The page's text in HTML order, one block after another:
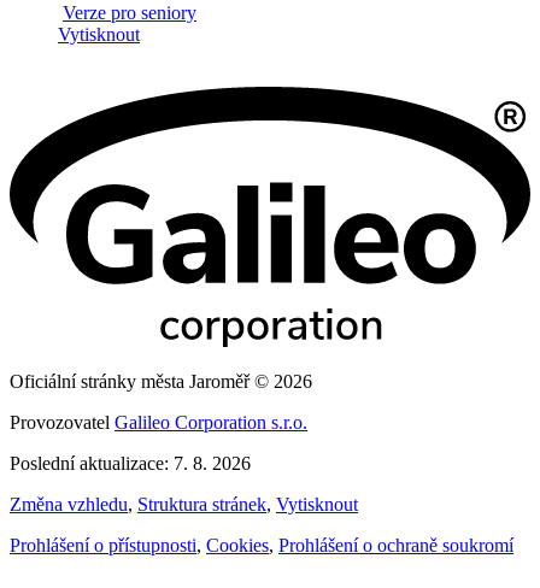
Verze pro seniory
Vytisknout
Oficiální stránky města Jaroměř © 2026
Provozovatel Galileo Corporation s.r.o.
Poslední aktualizace: 7. 8. 2026
Změna vzhledu, Struktura stránek, Vytisknout
Prohlášení o přístupnosti, Cookies, Prohlášení o ochraně soukromí